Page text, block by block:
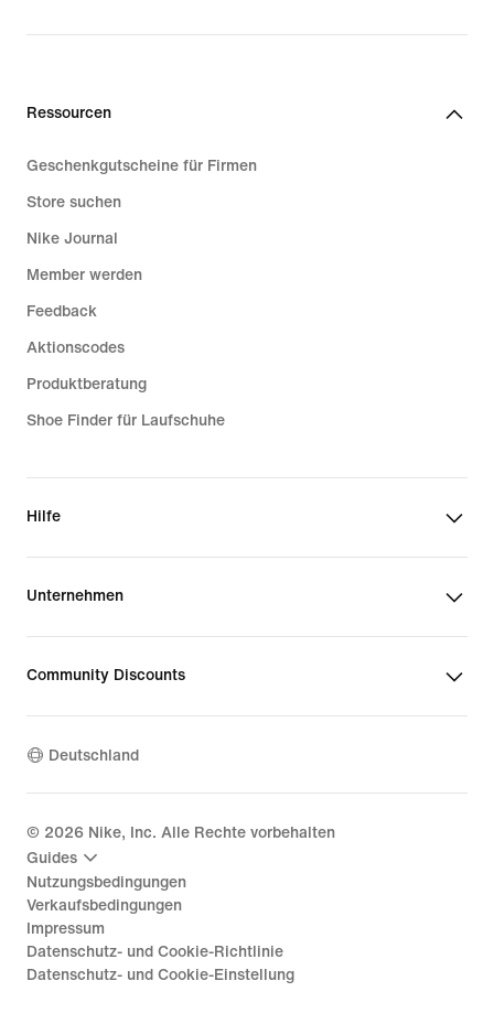
Ressourcen
Geschenkgutscheine für Firmen
Store suchen
Nike Journal
Member werden
Feedback
Aktionscodes
Produktberatung
Shoe Finder für Laufschuhe
Hilfe
Unternehmen
Community Discounts
Deutschland
© 2026 Nike, Inc. Alle Rechte vorbehalten
Guides
Nutzungsbedingungen
Verkaufsbedingungen
Impressum
Datenschutz- und Cookie-Richtlinie
Datenschutz- und Cookie-Einstellung